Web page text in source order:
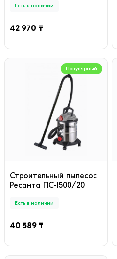
Есть в наличии
42 970 ₸
Популярный
Строительный пылесос
Ресанта ПС-1500/20
Есть в наличии
40 589 ₸